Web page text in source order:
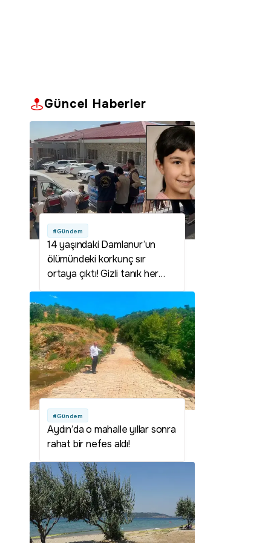
Güncel Haberler
#Gündem
14 yaşındaki Damlanur’un
ölümündeki korkunç sır
ortaya çıktı! Gizli tanık her
#Gündem
Aydın’da o mahalle yıllar sonra
rahat bir nefes aldı!